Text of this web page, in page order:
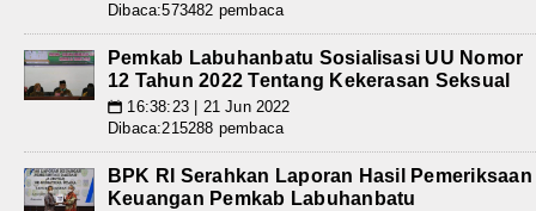
Dibaca:573482 pembaca
Pemkab Labuhanbatu Sosialisasi UU Nomor
12 Tahun 2022 Tentang Kekerasan Seksual
📅 16:38:23 | 21 Jun 2022
Dibaca:215288 pembaca
BPK RI Serahkan Laporan Hasil Pemeriksaan
Keuangan Pemkab Labuhanbatu